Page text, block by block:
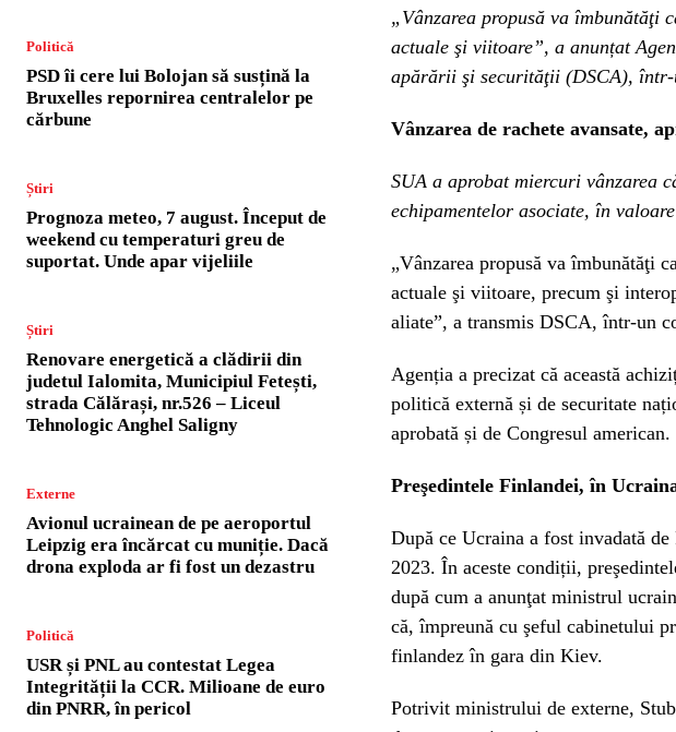
Politică
PSD îi cere lui Bolojan să susțină la
Bruxelles repornirea centralelor pe
cărbune
Știri
Prognoza meteo, 7 august. Început de
weekend cu temperaturi greu de
suportat. Unde apar vijeliile
Știri
Renovare energetică a clădirii din
judetul Ialomita, Municipiul Fetești,
strada Călărași, nr.526 – Liceul
Tehnologic Anghel Saligny
Externe
Avionul ucrainean de pe aeroportul
Leipzig era încărcat cu muniție. Dacă
drona exploda ar fi fost un dezastru
Politică
USR și PNL au contestat Legea
Integrității la CCR. Milioane de euro
din PNRR, în pericol
„Vânzarea propusă va îmbunătăţi
actuale şi viitoare”, a anunțat
apărării şi securităţii (DSCA), într-
Vânzarea de rachete avansate,
SUA a aprobat miercuri vânzarea
echipamentelor asociate, în
„Vânzarea propusă va îmbunătăţi
actuale şi viitoare, precum şi
aliate”, a transmis DSCA, într-un
Agenția a precizat că această
politică externă și de securitate
aprobată și de Congresul american.
Preşedintele Finlandei, în
După ce Ucraina a fost invadată
2023. În aceste condiții,
după cum a anunţat ministrul
că, împreună cu şeful cabinetului
finlandez în gara din Kiev.
Potrivit ministrului de externe,